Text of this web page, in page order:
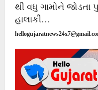
થી વધુ ગામોને જોડતા
હાલાકી…